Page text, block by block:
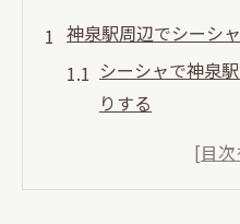
神泉駅周辺でシーシ
シーシャで神泉
りする
シーシャ初心者